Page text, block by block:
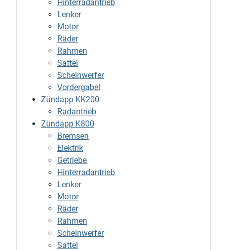
Hinterradantrieb
Lenker
Motor
Räder
Rahmen
Sattel
Scheinwerfer
Vordergabel
Zündapp KK200
Radantrieb
Zündapp K800
Bremsen
Elektrik
Getriebe
Hinterradantrieb
Lenker
Motor
Räder
Rahmen
Scheinwerfer
Sattel